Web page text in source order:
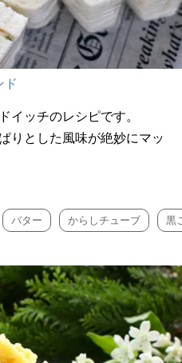
ド
イッチのレシピです。
りとした風味が絶妙にマッ
バター からしチューブ 黒